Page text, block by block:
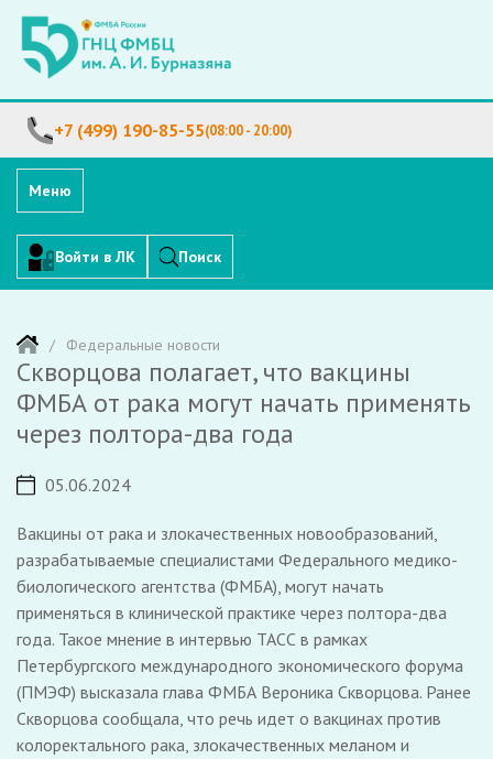
+7 (499) 190-85-55(08:00 - 20:00)
Меню
Войти в ЛК Поиск
Федеральные новости
Скворцова полагает, что вакцины
ФМБА от рака могут начать применять
через полтора-два года
05.06.2024
Вакцины от рака и злокачественных новообразований,
разрабатываемые специалистами Федерального медико-
биологического агентства (ФМБА), могут начать
применяться в клинической практике через полтора-два
года. Такое мнение в интервью ТАСС в рамках
Петербургского международного экономического форума
(ПМЭФ) высказала глава ФМБА Вероника Скворцова. Ранее
Скворцова сообщала, что речь идет о вакцинах против
колоректального рака, злокачественных меланом и